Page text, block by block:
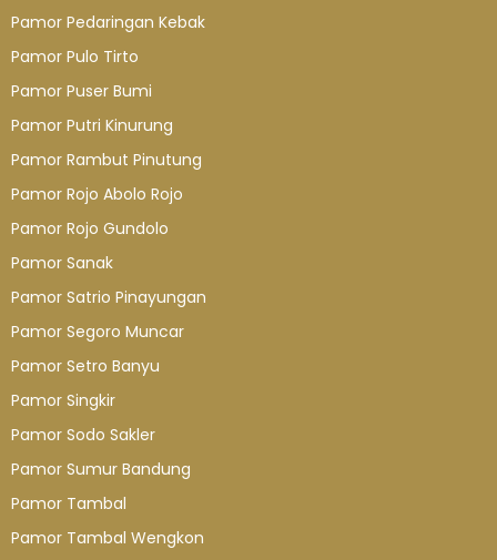
Pamor Pedaringan Kebak
Pamor Pulo Tirto
Pamor Puser Bumi
Pamor Putri Kinurung
Pamor Rambut Pinutung
Pamor Rojo Abolo Rojo
Pamor Rojo Gundolo
Pamor Sanak
Pamor Satrio Pinayungan
Pamor Segoro Muncar
Pamor Setro Banyu
Pamor Singkir
Pamor Sodo Sakler
Pamor Sumur Bandung
Pamor Tambal
Pamor Tambal Wengkon